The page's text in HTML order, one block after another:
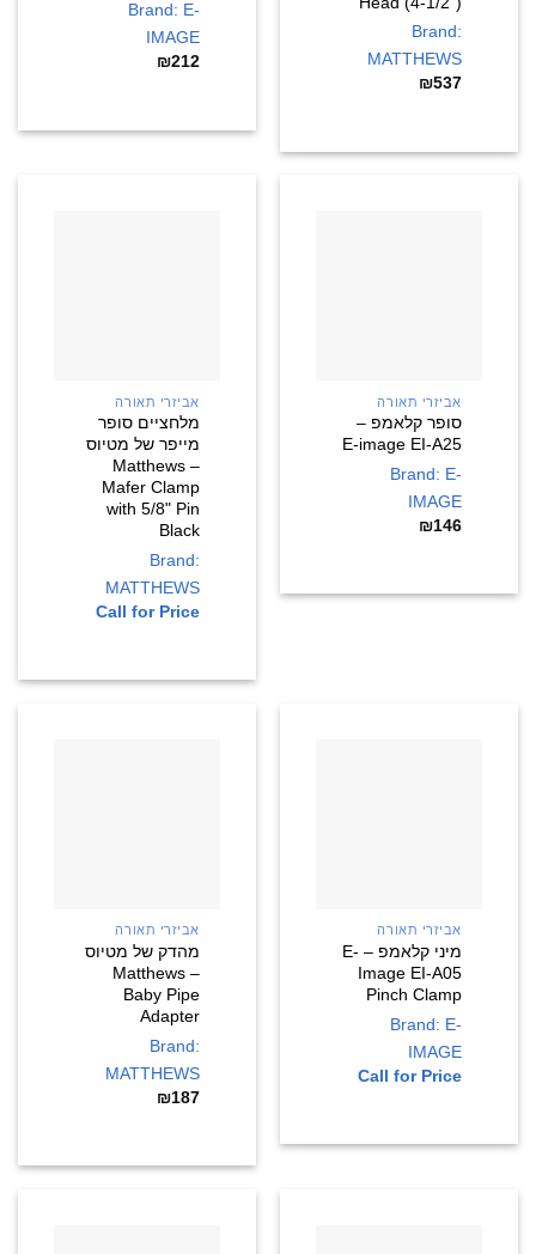
Brand:
MATTHEWS
₪537
Brand: E-
IMAGE
₪212
אביזרי תאורה
סופר קלאמפ –
E-image EI-A25
Brand: E-
IMAGE
₪146
אביזרי תאורה
מלחציים סופר
מייפר של מטיוס
– Matthews
Mafer Clamp
with 5/8" Pin
Black
Brand:
MATTHEWS
Call for Price
אביזרי תאורה
מיני קלאמפ – E-
Image EI-A05
Pinch Clamp
Brand: E-
IMAGE
Call for Price
אביזרי תאורה
מהדק של מטיוס
– Matthews
Baby Pipe
Adapter
Brand:
MATTHEWS
₪187